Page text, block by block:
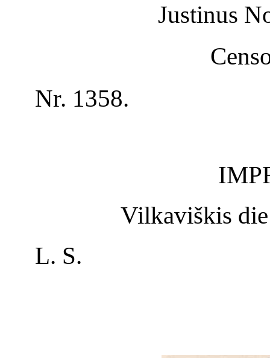
Justinus
Nr. 1358.
Vilkaviškis
L. S.